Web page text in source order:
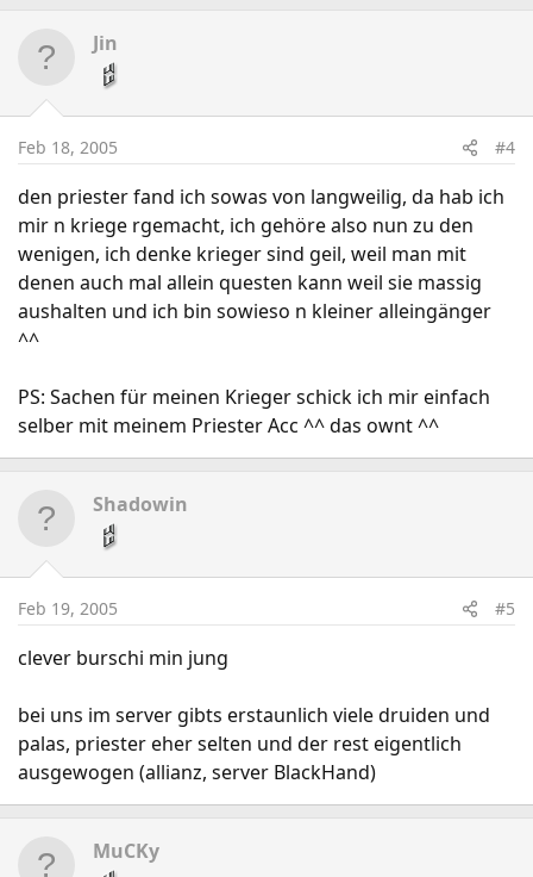
Jin
Feb 18, 2005 #4
den priester fand ich sowas von langweilig, da hab ich
mir n kriege rgemacht, ich gehöre also nun zu den
wenigen, ich denke krieger sind geil, weil man mit
denen auch mal allein questen kann weil sie massig
aushalten und ich bin sowieso n kleiner alleingänger
^^
PS: Sachen für meinen Krieger schick ich mir einfach
selber mit meinem Priester Acc ^^ das ownt ^^
Shadowin
Feb 19, 2005 #5
clever burschi min jung
bei uns im server gibts erstaunlich viele druiden und
palas, priester eher selten und der rest eigentlich
ausgewogen (allianz, server BlackHand)
MuCKy